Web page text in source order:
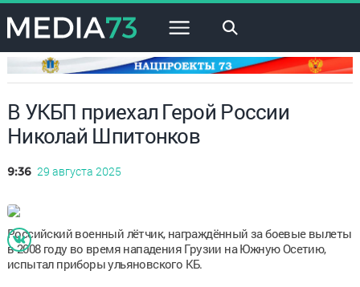
×
В УКБП приехал Герой России
Николай Шпитонков
9:36 29 августа 2025
Российский военный лётчик, награждённый за боевые вылеты
в 2008 году во время нападения Грузии на Южную Осетию,
испытал приборы ульяновского КБ.